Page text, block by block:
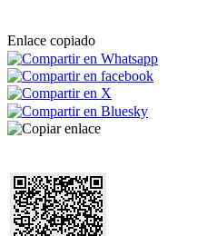
Enlace copiado